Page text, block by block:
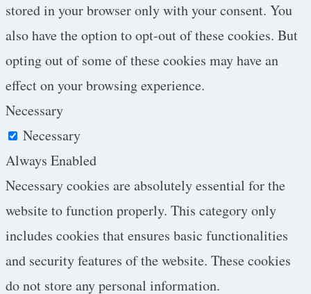
stored in your browser only with your consent. You
also have the option to opt-out of these cookies. But
opting out of some of these cookies may have an
effect on your browsing experience.
Necessary
Necessary
Always Enabled
Necessary cookies are absolutely essential for the
website to function properly. This category only
includes cookies that ensures basic functionalities
and security features of the website. These cookies
do not store any personal information.